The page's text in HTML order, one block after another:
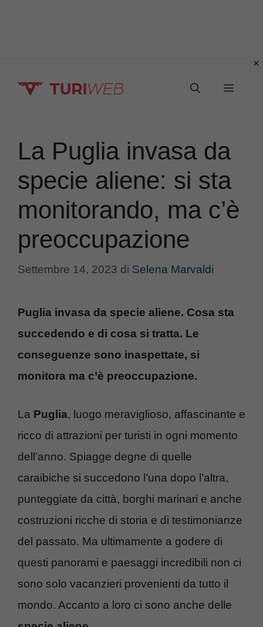
Menu
La Puglia invasa da
specie aliene: si sta
monitorando, ma c’è
preoccupazione
Settembre 14, 2023 di Selena Marvaldi
Puglia invasa da specie aliene. Cosa sta
succedendo e di cosa si tratta. Le
conseguenze sono inaspettate, si
monitora ma c’è preoccupazione.
La Puglia, luogo meraviglioso, affascinante e
ricco di attrazioni per turisti in ogni momento
dell’anno. Spiagge degne di quelle
caraibiche si succedono l’una dopo l’altra,
punteggiate da città, borghi marinari e anche
costruzioni ricche di storia e di testimonianze
del passato. Ma ultimamente a godere di
questi panorami e paesaggi incredibili non ci
sono solo vacanzieri provenienti da tutto il
mondo. Accanto a loro ci sono anche delle